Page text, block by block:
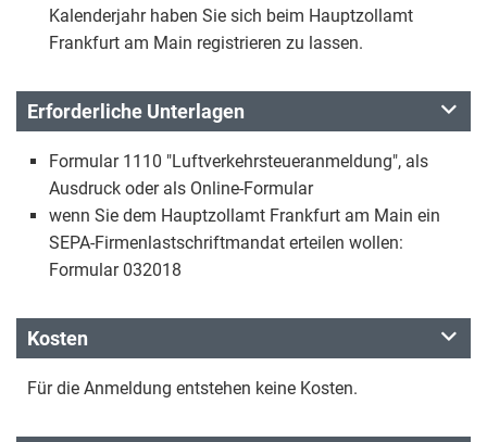
Kalenderjahr haben Sie sich beim Hauptzollamt
Frankfurt am Main registrieren zu lassen.
Erforderliche Unterlagen
Formular 1110 "Luftverkehrsteueranmeldung", als
Ausdruck oder als Online-Formular
wenn Sie dem Hauptzollamt Frankfurt am Main ein
SEPA-Firmenlastschriftmandat erteilen wollen:
Formular 032018
Kosten
Für die Anmeldung entstehen keine Kosten.